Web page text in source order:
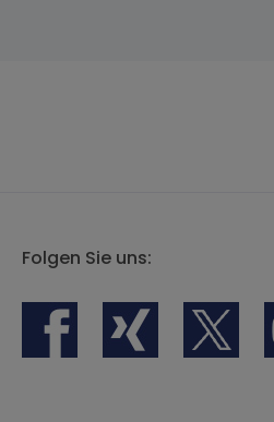
Folgen Sie uns: